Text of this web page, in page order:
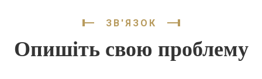
ЗВ'ЯЗОК
Опишіть свою проблему